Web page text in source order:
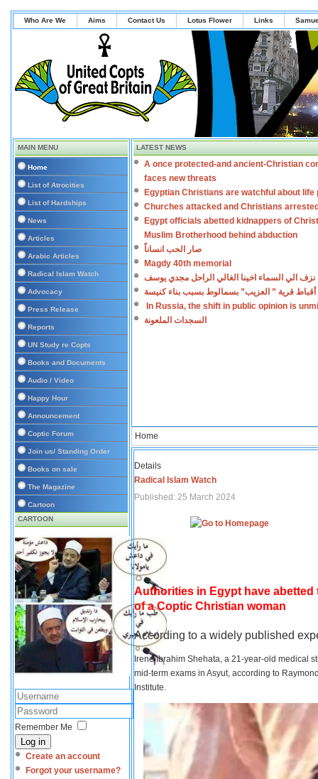
Who Are We Aims Contact Us Lotus Flower Links
MAIN MENU
Home
List of Atrocities
List of Hardships
News
Articles
Arabic Articles
Radical Islam Watch
Advocacy
Press Release
Reports
UN Study re Copts
Books and Documents
Audio / Video
Happy Hour
Announcement
Coptic Forum
Join us/ Standing Order
Books on sale
The Magazine
Cartoon
CARTOON
Remember Me
Log in
Create an account
Forgot your username?
LATEST NEWS
A once protected-and ancient-Christian
faces new threats
Egyptian Christians are watchful about life
Churches attacked and Christians
Egypt officials abetted kidnappers of
Muslim Brotherhood behind abduction
صار الحب انساناً
Magdy 40th memorial
نزف الي السماء اخينا الغالي الراحل مجدي يوسف
أقباط قرية ” العزيب” بسمالوط بسبب بناء كنيسة
In Russia, the shift in public opinion is
السجدات الملعونة
Home
Details
Radical Islam Watch
Published: 25 March 2024
Authorities in Egypt have
of a Coptic Christian woman
According to a widely published
Irene Ibrahim Shehata, a 21-year-old medical
mid-term exams in Asyut, according to
Institute.